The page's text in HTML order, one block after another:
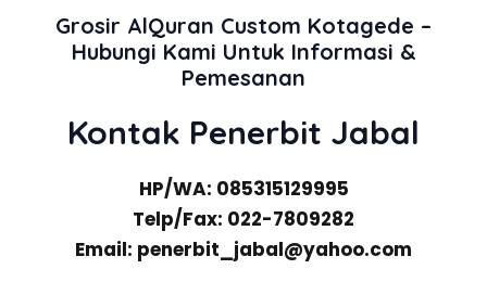
Grosir AlQuran Custom Kotagede –
Hubungi Kami Untuk Informasi &
Pemesanan
Kontak Penerbit Jabal
HP/WA: 085315129995
Telp/Fax: 022-7809282
Email: penerbit_jabal@yahoo.com